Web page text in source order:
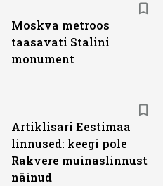
Moskva metroos
taasavati Stalini
monument
Artiklisari Eestimaa
linnused: keegi pole
Rakvere muinaslinnust
näinud